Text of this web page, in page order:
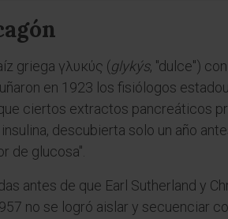
griega γλυκύς (glykýs, "dulce")
en 1923 los fisiólogos
ciertos extractos pancreáticos
descubierta solo un año
de glucosa".
antes de que Earl Sutherland y
no se logró aislar y secuenciar